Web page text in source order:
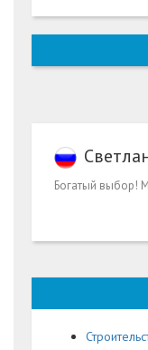
Богатый выбор!